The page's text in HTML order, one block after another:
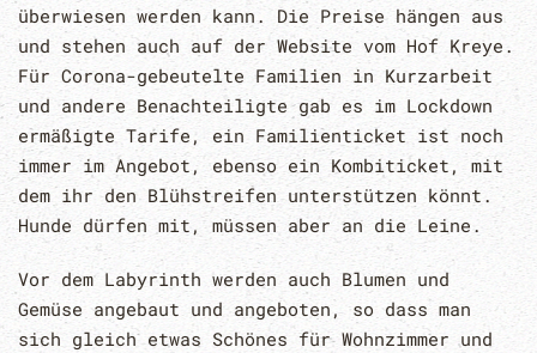
überwiesen werden kann. Die Preise hängen aus
und stehen auch auf der Website vom Hof Kreye.
Für Corona-gebeutelte Familien in Kurzarbeit
und andere Benachteiligte gab es im Lockdown
ermäßigte Tarife, ein Familienticket ist noch
immer im Angebot, ebenso ein Kombiticket, mit
dem ihr den Blühstreifen unterstützen könnt.
Hunde dürfen mit, müssen aber an die Leine.
Vor dem Labyrinth werden auch Blumen und
Gemüse angebaut und angeboten, so dass man
sich gleich etwas Schönes für Wohnzimmer und